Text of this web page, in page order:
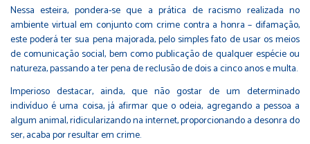
Nessa esteira, pondera-se que a prática de racismo realizada no
ambiente virtual em conjunto com crime contra a honra – difamação,
este poderá ter sua pena majorada, pelo simples fato de usar os meios
de comunicação social, bem como publicação de qualquer espécie ou
natureza, passando a ter pena de reclusão de dois a cinco anos e multa.
Imperioso destacar, ainda, que não gostar de um determinado
indivíduo é uma coisa, já afirmar que o odeia, agregando a pessoa a
algum animal, ridicularizando na internet, proporcionando a desonra do
ser, acaba por resultar em crime.